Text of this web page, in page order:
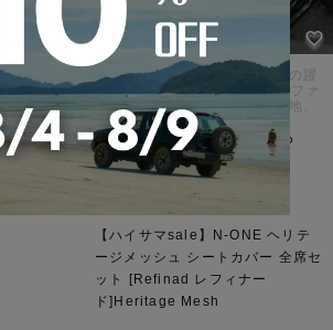
e: パン
ー 全席セ
ード]
クラシックな品格に、メッシュの躍
動感を添えて。PVCとマイクロファ
イバーが織りなす、洗練の新境地。
通常価格 ¥74,800のところ
価格 ¥67,320 税込
【ハイサマsale】N-ONE ヘリテ
ージメッシュ シートカバー 全席セ
ット [Refinad レフィナー
ド]Heritage Mesh